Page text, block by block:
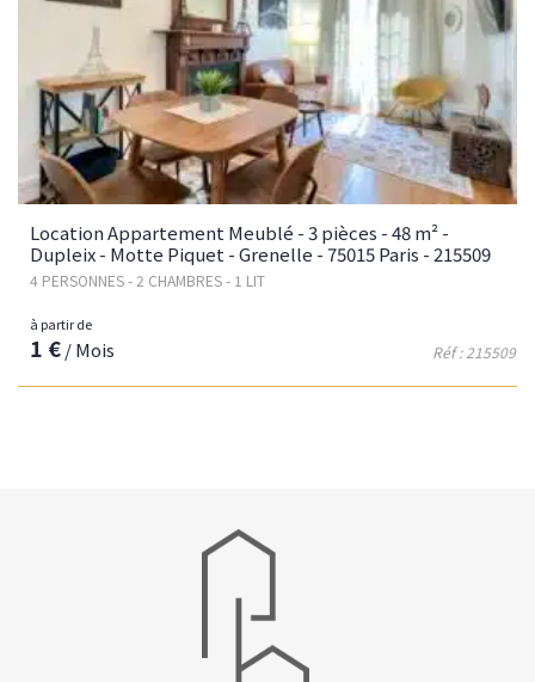
Location Appartement Meublé - 3 pièces - 48 m² -
Dupleix - Motte Piquet - Grenelle - 75015 Paris - 215509
4 PERSONNES - 2 CHAMBRES - 1 LIT
Réf : 215509
à partir de
1 €/ Mois